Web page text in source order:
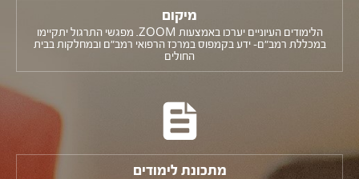
מיקום
הלימודים העיוניים יערכו באמצעות ZOOM. מפגשי התרגול יתקיימו
במכללת רמב"ם- ידע בקמפוס במרכז הרפואי רמב"ם ובמחלקות בבית
החולים
מתכונת לימודים